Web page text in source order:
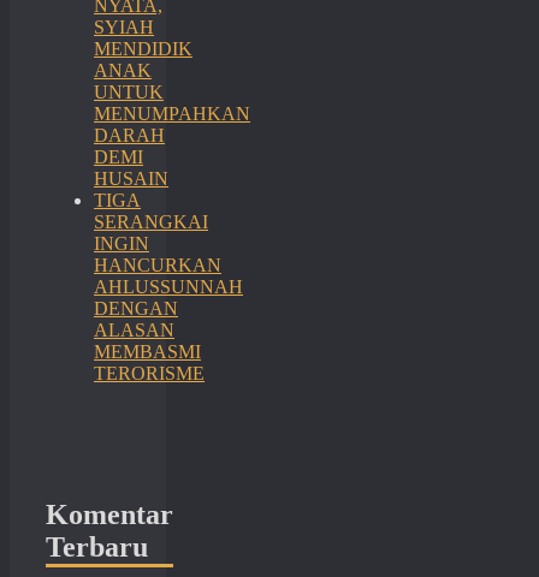
NYATA,
SYIAH
MENDIDIK
ANAK
UNTUK
MENUMPAHKAN
DARAH
DEMI
HUSAIN
TIGA
SERANGKAI
INGIN
HANCURKAN
AHLUSSUNNAH
DENGAN
ALASAN
MEMBASMI
TERORISME
Komentar
Terbaru